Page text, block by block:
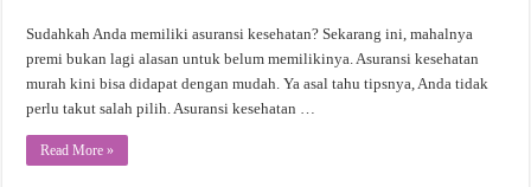
Sudahkah Anda memiliki asuransi kesehatan? Sekarang ini, mahalnya
premi bukan lagi alasan untuk belum memilikinya. Asuransi kesehatan
murah kini bisa didapat dengan mudah. Ya asal tahu tipsnya, Anda tidak
perlu takut salah pilih. Asuransi kesehatan …
Read More »